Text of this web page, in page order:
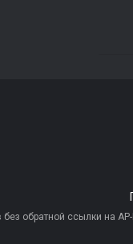
обратной ссылки на